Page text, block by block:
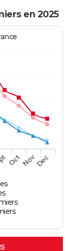
en 2025
OctNovDec